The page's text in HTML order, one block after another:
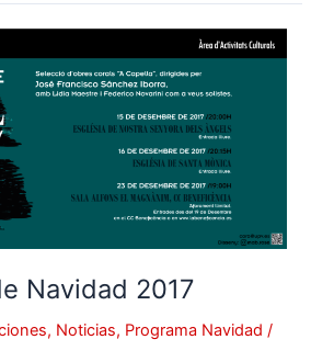
Navidad 2017
, Noticias, Programa Navidad /